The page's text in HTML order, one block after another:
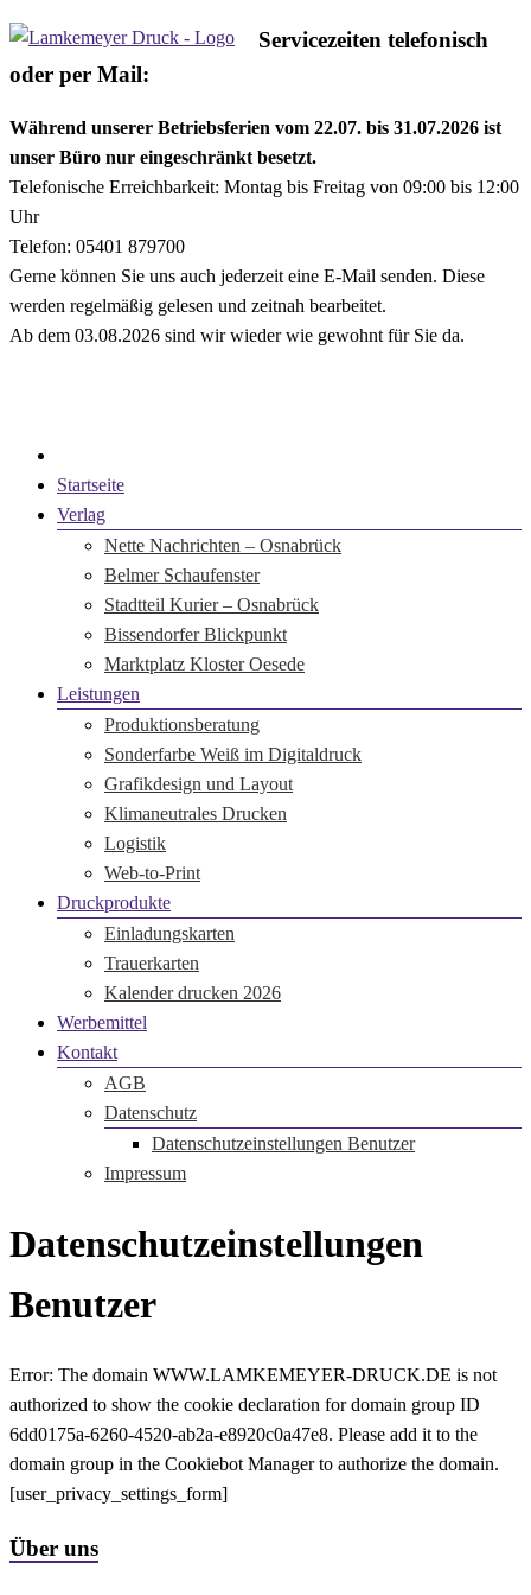
Zum
Inhalt
Lamkemeyer
Druck
Offsetdruck,
Digitaldruck,
Mediengestaltung,
Design,
Werbemittel,
Werbeartikel
in
Osnabrück
Servicezeiten telefonisch
oder per Mail:
Während unserer Betriebsferien vom 22.07. bis 31.07.2026 ist
unser Büro nur eingeschränkt besetzt.
Telefonische Erreichbarkeit: Montag bis Freitag von 09:00 bis 12:00
Uhr
Telefon: 05401 879700
Gerne können Sie uns auch jederzeit eine E-Mail senden. Diese
werden regelmäßig gelesen und zeitnah bearbeitet.
Ab dem 03.08.2026 sind wir wieder wie gewohnt für Sie da.
Startseite
Verlag
Nette Nachrichten – Osnabrück
Belmer Schaufenster
Stadtteil Kurier – Osnabrück
Bissendorfer Blickpunkt
Marktplatz Kloster Oesede
Leistungen
Produktionsberatung
Sonderfarbe Weiß im Digitaldruck
Grafikdesign und Layout
Klimaneutrales Drucken
Logistik
Web-to-Print
Druckprodukte
Einladungskarten
Trauerkarten
Kalender drucken 2026
Werbemittel
Kontakt
AGB
Datenschutz
Datenschutzeinstellungen Benutzer
Impressum
Datenschutzeinstellungen
Benutzer
Error: The domain WWW.LAMKEMEYER-DRUCK.DE is not
authorized to show the cookie declaration for domain group ID
6dd0175a-6260-4520-ab2a-e8920c0a47e8. Please add it to the
domain group in the Cookiebot Manager to authorize the domain.
[user_privacy_settings_form]
Über uns